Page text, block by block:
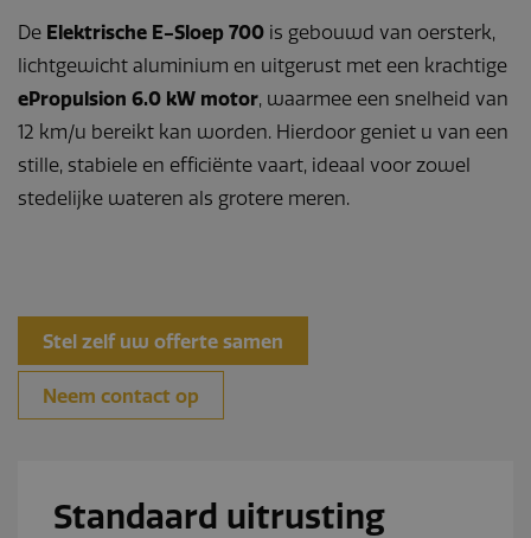
De Elektrische E-Sloep 700 is gebouwd van oersterk,
lichtgewicht aluminium en uitgerust met een krachtige
ePropulsion 6.0 kW motor, waarmee een snelheid van
12 km/u bereikt kan worden. Hierdoor geniet u van een
stille, stabiele en efficiënte vaart, ideaal voor zowel
stedelijke wateren als grotere meren.
Stel zelf uw offerte samen
Neem contact op
Standaard uitrusting